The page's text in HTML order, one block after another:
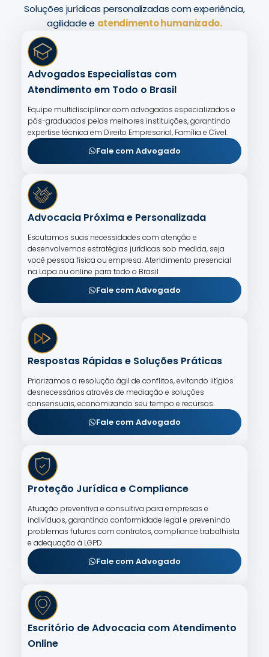
Soluções jurídicas personalizadas com experiência,
agilidade e atendimento humanizado.
Advogados Especialistas com
Atendimento em Todo o Brasil
Equipe multidisciplinar com advogados especializados e
pós-graduados pelas melhores instituições, garantindo
expertise técnica em Direito Empresarial, Família e Cível.
Fale com Advogado
Advocacia Próxima e Personalizada
Escutamos suas necessidades com atenção e
desenvolvemos estratégias jurídicas sob medida, seja
você pessoa física ou empresa. Atendimento presencial
na Lapa ou online para todo o Brasil
Fale com Advogado
Respostas Rápidas e Soluções Práticas
Priorizamos a resolução ágil de conflitos, evitando litígios
desnecessários através de mediação e soluções
consensuais, economizando seu tempo e recursos.
Fale com Advogado
Proteção Jurídica e Compliance
Atuação preventiva e consultiva para empresas e
indivíduos, garantindo conformidade legal e prevenindo
problemas futuros com contratos, compliance trabalhista
e adequação à LGPD.
Fale com Advogado
Escritório de Advocacia com Atendimento
Online